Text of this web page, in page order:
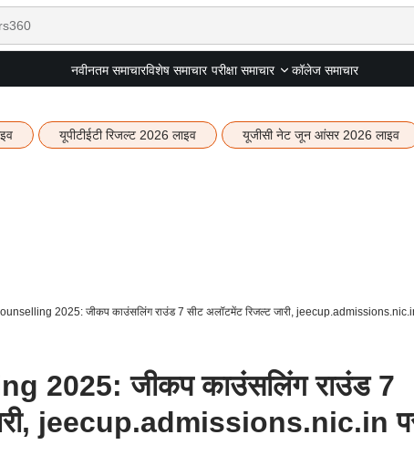
नवीनतम समाचारविशेष समाचार परीक्षा समाचार कॉलेज समाचार
यूपीटीईटी रिजल्ट 2026 लाइव यूजीसी नेट जून आंसर 2026 लाइव
2025: जीकप काउंसलिंग राउंड 7 सीट अलॉटमेंट रिजल्ट जारी,
2025: जीकप काउंसलिंग राउंड 7
jeecup.admissions.nic.in